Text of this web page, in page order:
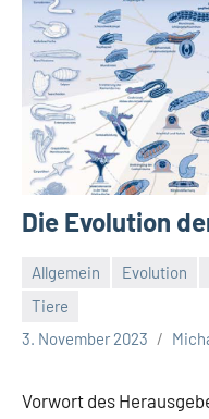
Die Evolution
Allgemein Evolution
Tiere
3. November 2023
Vorwort des